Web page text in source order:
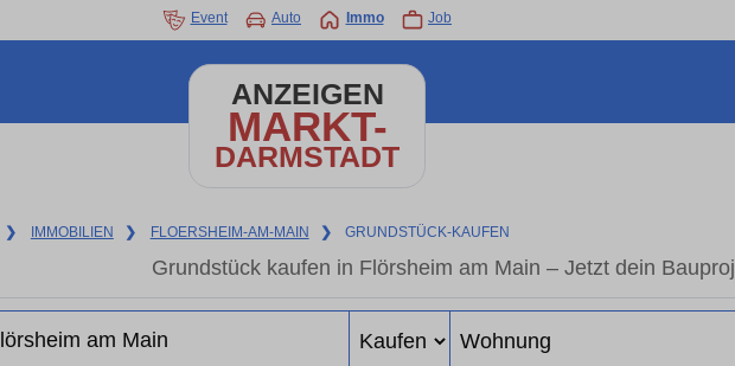
Event Auto Immo Job
ANZEIGEN
MARKT-
DARMSTADT
❯ IMMOBILIEN ❯ FLOERSHEIM-AM-MAIN ❯ GRUNDSTÜCK-KAUFEN
Grundstück kaufen in Flörsheim am Main – Jetzt dein